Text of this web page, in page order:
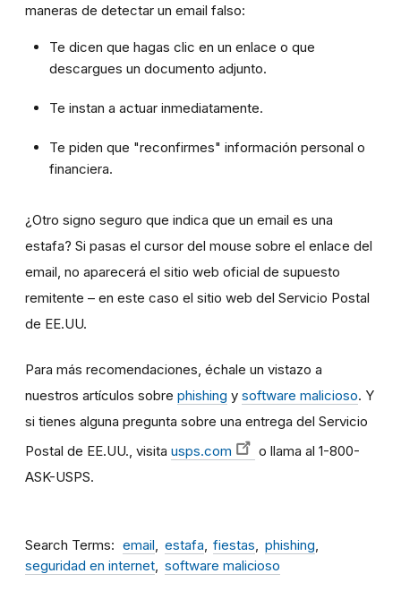
maneras de detectar un email falso:
Te dicen que hagas clic en un enlace o que
descargues un documento adjunto.
Te instan a actuar inmediatamente.
Te piden que "reconfirmes" información personal o
financiera.
¿Otro signo seguro que indica que un email es una
estafa? Si pasas el cursor del mouse sobre el enlace del
email, no aparecerá el sitio web oficial de supuesto
remitente – en este caso el sitio web del Servicio Postal
de EE.UU.
Para más recomendaciones, échale un vistazo a
nuestros artículos sobre phishing y software malicioso. Y
si tienes alguna pregunta sobre una entrega del Servicio
Postal de EE.UU., visita usps.com
o llama al 1-800-
ASK-USPS.
Search Terms email estafa fiestas
phishing
seguridad en internet
software malicioso